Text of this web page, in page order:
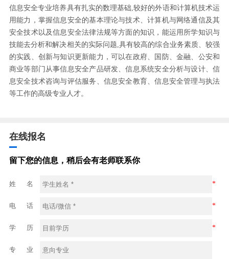
信息安全专业培养具有扎实的数理基础,较好的外语和计算机技术运
用能力，掌握信息安全的基本理论与技术、计算机与网络通信及其
安全技术以及信息安全法律法规等方面的知识，能运用所学知识与
技能去分析和解决相关的实际问题,具有较高的综合业务素质、较强
的实践、创新与知识更新能力，可以在政府、国防、金融、公安和
商业等部门从事信息安全产品研发、信息系统安全分析与设计、信
息安全技术咨询与评估服务、信息安全教育、信息安全管理与执法
等工作的高级专业人才。
在线报名
留下您的信息，稍后会有老师联系你
姓 名 *
电 话 *
学 历 *
专 业